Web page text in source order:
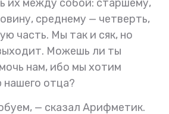
их между собой: старшему,
среднему — четверть,
часть. Мы так и сяк, но
Можешь ли ты
нам, ибо мы хотим
отца?
— сказал Арифметик.